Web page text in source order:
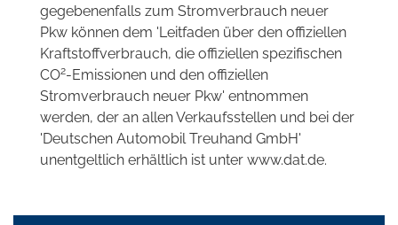
gegebenenfalls zum Stromverbrauch neuer
Pkw können dem 'Leitfaden über den offiziellen
Kraftstoffverbrauch, die offiziellen spezifischen
CO2-Emissionen und den offiziellen
Stromverbrauch neuer Pkw' entnommen
werden, der an allen Verkaufsstellen und bei der
'Deutschen Automobil Treuhand GmbH'
unentgeltlich erhältlich ist unter www.dat.de.